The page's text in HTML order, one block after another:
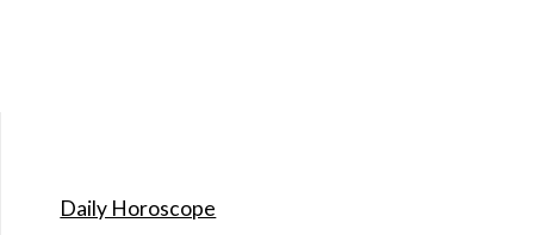
Daily Horoscope